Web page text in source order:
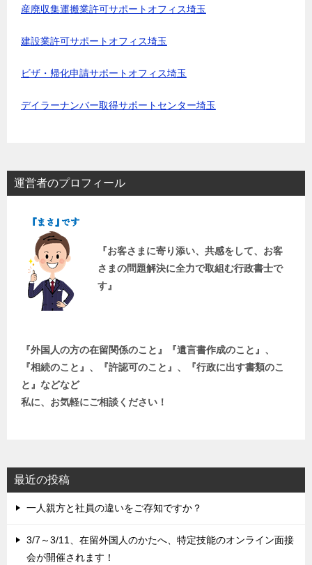
産廃収集運搬業許可サポートオフィス埼玉
建設業許可サポートオフィス埼玉
ビザ・帰化申請サポートオフィス埼玉
デイラーナンバー取得サポートセンター埼玉
運営者のプロフィール
『お客さまに寄り添い、共感をして、お客
さまの問題解決に全力で取組む行政書士で
す』
『外国人の方の在留関係のこと』『遺言書作成のこと』、
『相続のこと』、『許認可のこと』、『行政に出す書類のこ
と』などなど
私に、お気軽にご相談ください！
最近の投稿
一人親方と社員の違いをご存知ですか？
3/7～3/11、在留外国人のかたへ、特定技能のオンライン面接
会が開催されます！